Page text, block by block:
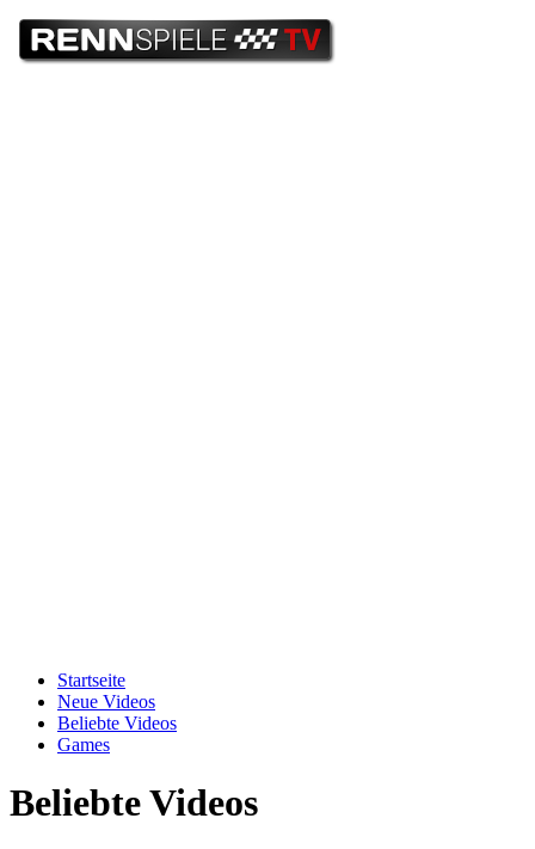
Startseite
Neue Videos
Beliebte Videos
Games
Beliebte Videos